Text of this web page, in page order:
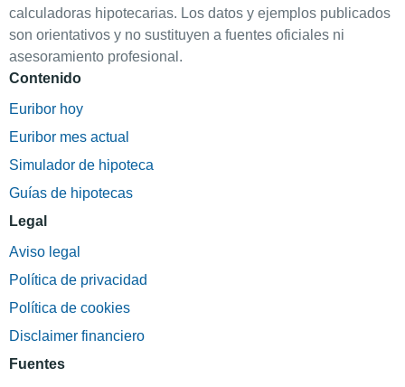
calculadoras hipotecarias. Los datos y ejemplos publicados
son orientativos y no sustituyen a fuentes oficiales ni
asesoramiento profesional.
Contenido
Euribor hoy
Euribor mes actual
Simulador de hipoteca
Guías de hipotecas
Legal
Aviso legal
Política de privacidad
Política de cookies
Disclaimer financiero
Fuentes